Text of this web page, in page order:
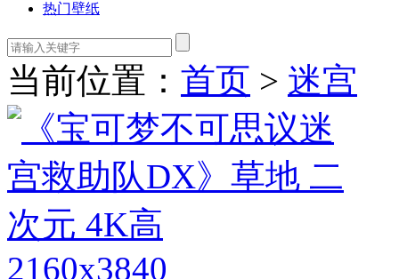
热门壁纸
当前位置： 首页 > 迷宫
2160x3840